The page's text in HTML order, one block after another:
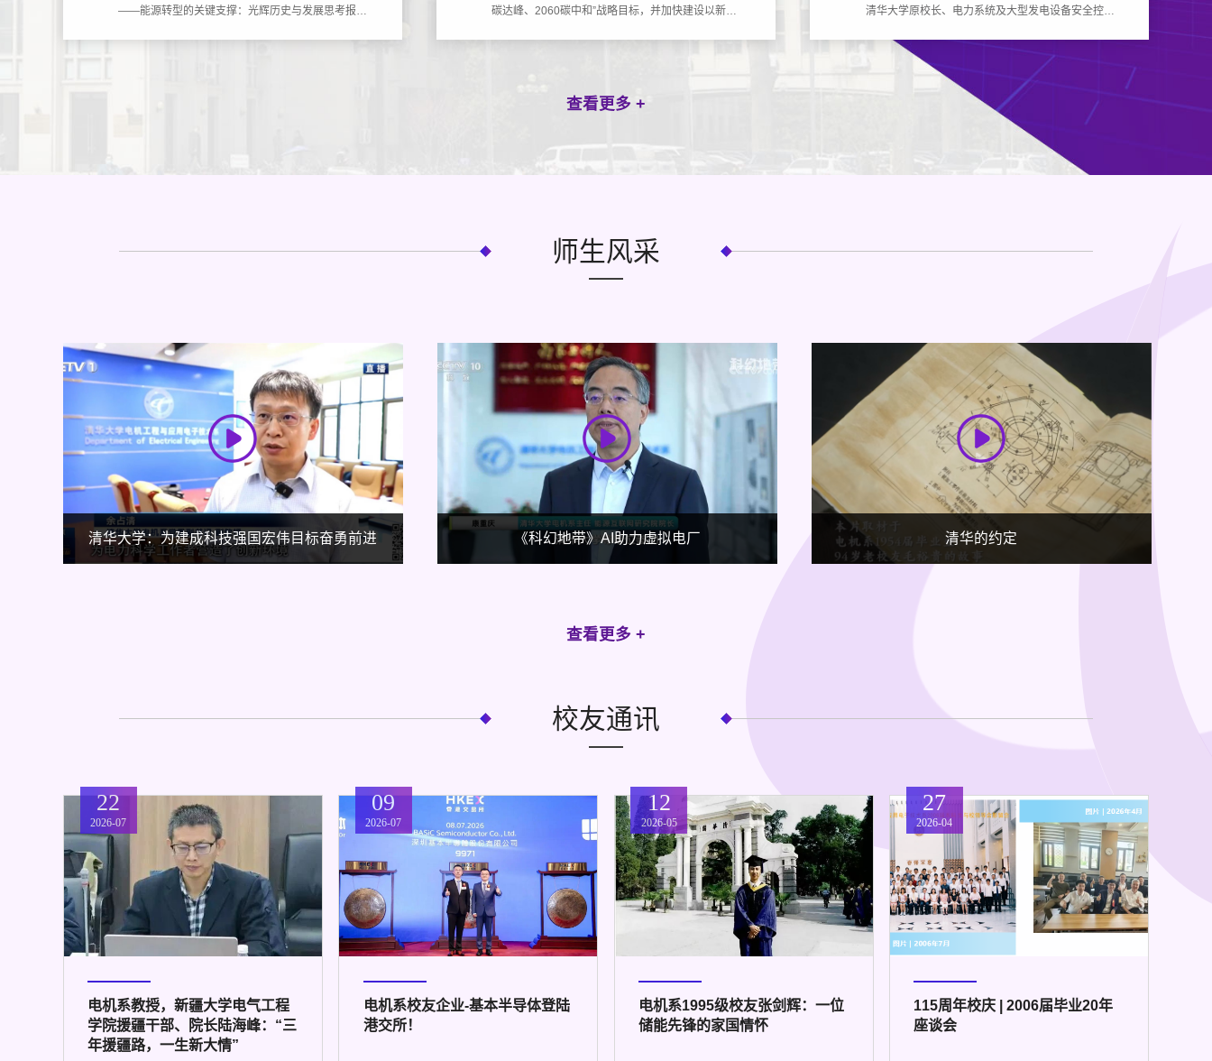
——能源转型的关键支撑：光辉历史与发展思考报告
碳达峰、2060碳中和”战略目标，并加快建设以新能
清华大学原校长、电力系统及大型发电设备安全控制
讲坛宗旨是弘扬电机系优良传统，纪念以高景德校长
查看更多 +
师生风采
《科幻地带》AI助力虚拟电厂 清华的约定 金坛盐穴压缩空气储能项目深度访谈-对话梅生伟
查看更多 +
校友通讯
22
2026-07
电机系教授，新疆大学电气工程
学院援疆干部、院长陆海峰：“三
年援疆路，一生新大情”
09
2026-07
电机系校友企业-基本半导体登陆
港交所！
12
2026-05
电机系1995级校友张剑辉：一位
储能先锋的家国情怀
27
2026-04
115周年校庆 | 2006届毕业20年
座谈会